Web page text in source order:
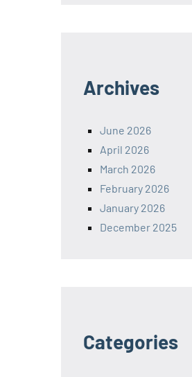
Archives
June 2026
April 2026
March 2026
February 2026
January 2026
December 2025
Categories